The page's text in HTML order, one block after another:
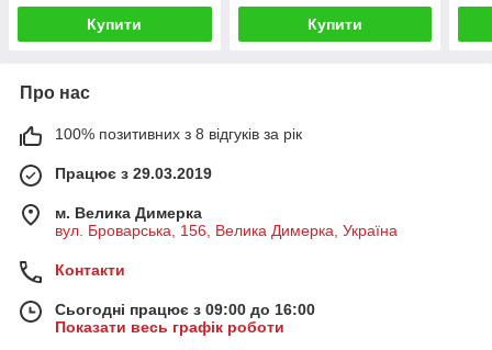
Купити Купити
Про нас
100% позитивних з 8 відгуків за рік
Працює з 29.03.2019
м. Велика Димерка
вул. Броварська, 156, Велика Димерка, Україна
Контакти
Сьогодні працює з 09:00 до 16:00
Показати весь графік роботи